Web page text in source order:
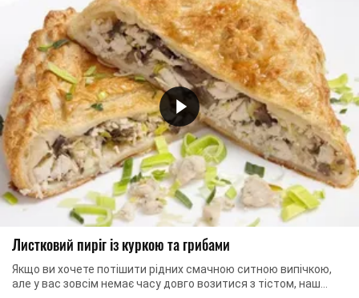
Листковий пиріг із куркою та грибами
Якщо ви хочете потішити рідних смачною ситною випічкою,
але у вас зовсім немає часу довго возитися з тістом, наш